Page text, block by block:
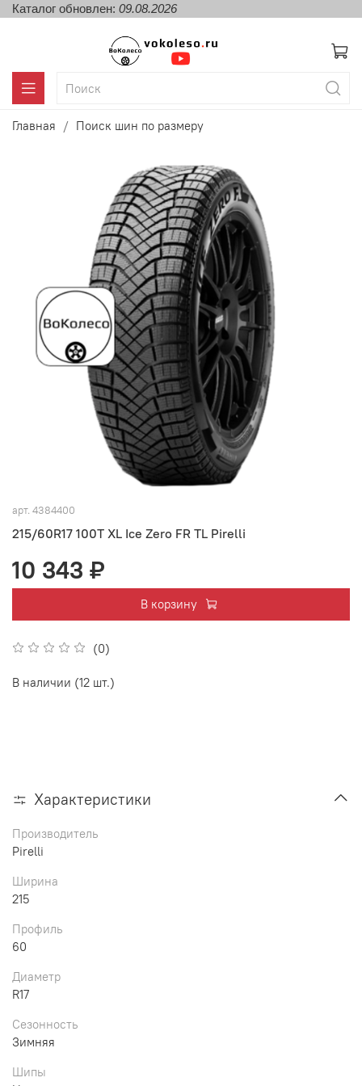
Каталог обновлен: 09.08.2026
Главная Поиск шин по размеру
арт. 4384400
215/60R17 100T XL Ice Zero FR TL Pirelli
(0)
10 343 ₽
В корзину
В наличии (12 шт.)
Характеристики
Производитель
Pirelli
Ширина
215
Профиль
60
Диаметр
R17
Сезонность
Зимняя
Шипы